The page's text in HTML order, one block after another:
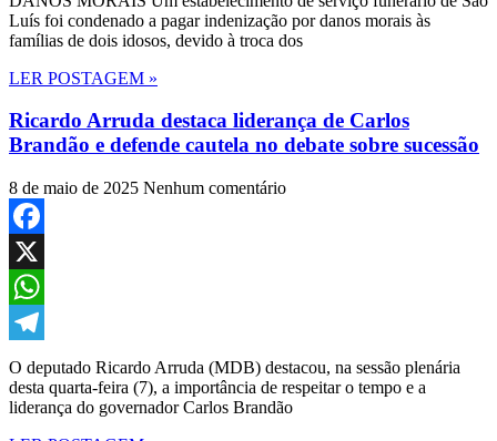
Luís foi condenado a pagar indenização por danos morais às
famílias de dois idosos, devido à troca dos
LER POSTAGEM »
Ricardo Arruda destaca liderança de Carlos
Brandão e defende cautela no debate sobre sucessão
8 de maio de 2025 Nenhum comentário
Facebook
X
WhatsApp
Telegram
O deputado Ricardo Arruda (MDB) destacou, na sessão plenária
desta quarta-feira (7), a importância de respeitar o tempo e a
liderança do governador Carlos Brandão